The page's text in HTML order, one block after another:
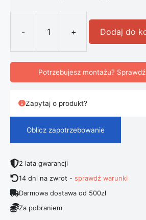
-
ilość
+ Dodaj do
Potrzebujesz montażu?
Zapytaj o produkt?
Oblicz zapotrzebowanie
2 lata gwarancji
14 dni na zwrot -sprawdź warunki
Darmowa dostawa od 500zł
Za pobraniem